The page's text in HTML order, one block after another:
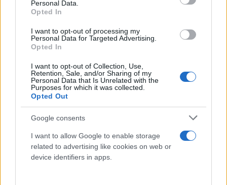
Personal Data.
Opted In
I want to opt-out of processing my
Personal Data for Targeted Advertising.
Opted In
I want to opt-out of Collection, Use,
Retention, Sale, and/or Sharing of my
Personal Data that Is Unrelated with the
Purposes for which it was collected.
Opted Out
Google consents
I want to allow Google to enable storage
related to advertising like cookies on web or
device identifiers in apps.